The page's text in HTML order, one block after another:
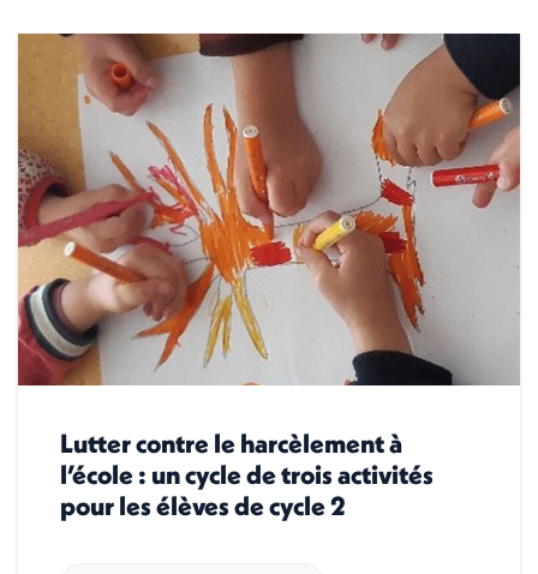
Lutter contre le harcèlement à
l’école : un cycle de trois activités
pour les élèves de cycle 2